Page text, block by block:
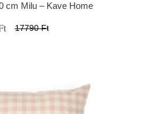
cm Milu – Kave Home
17790 Ft